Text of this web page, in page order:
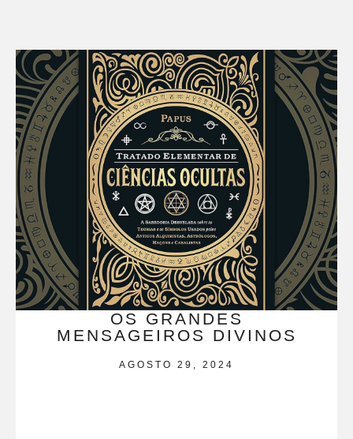
OS GRANDES
MENSAGEIROS DIVINOS
AGOSTO 29, 2024